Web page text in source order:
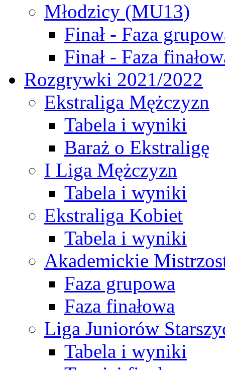
Młodzicy (MU13)
Finał - Faza
Finał - Faza
Rozgrywki 2021/2022
Ekstraliga Mężczyzn
Tabela i wyniki
Baraż o Ekstraligę
I Liga Mężczyzn
Tabela i wyniki
Ekstraliga Kobiet
Tabela i wyniki
Akademickie
Faza grupowa
Faza finałowa
Liga Juniorów
Tabela i wyniki